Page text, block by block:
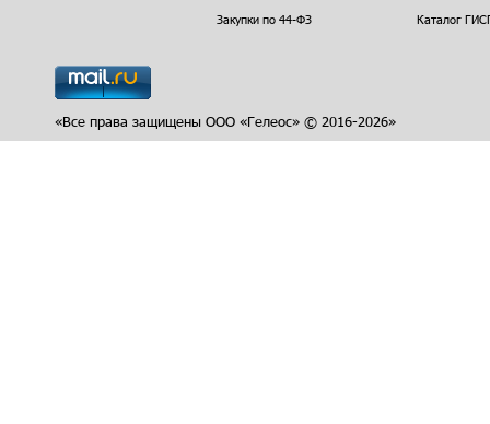
Закупки по 44-ФЗ
Каталог
«Все права защищены ООО «Гелеос» © 2016-2026»